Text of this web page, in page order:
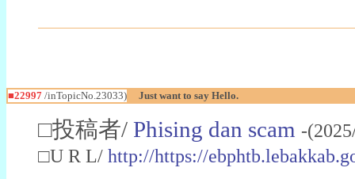
■22997 /inTopicNo.23033) Just want to say Hello.
□投稿者/ Phising dan scam -
□U R L/ http://https://